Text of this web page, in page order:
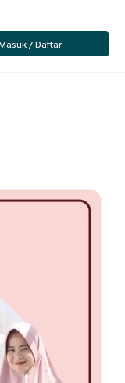
/ Daftar